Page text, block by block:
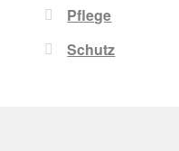
Pflege
Schutz